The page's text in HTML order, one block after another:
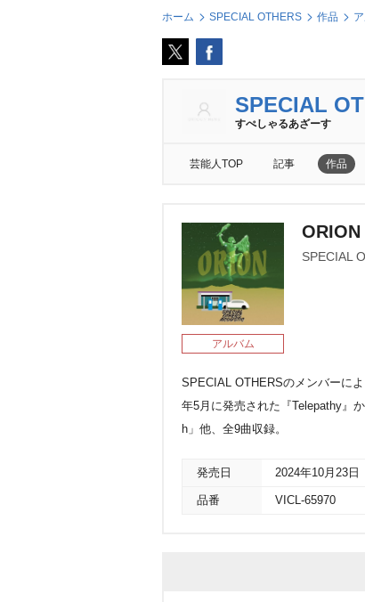
ホーム SPECIAL OTHERS 作品
SPECIAL
すぺしゃるあざーす
芸能人TOP 記事 作品
アルバム
ORION
SPECIAL
SPECIAL OTHERSのメンバーに
年5月に発売された『Telepathy』
h」他、全9曲収録。
発売日 2024年10月23日
品番 VICL-65970